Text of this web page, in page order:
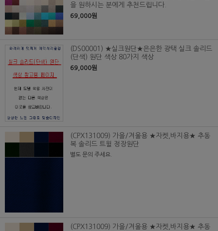
을 원하시는 분에게 추천드립니다.
69,000원
(DS00001) ★실크원단★은은한 광택 실크 솔리드
(단색) 원단 색상 80가지 색상
69,000원
(CPX131009) 가을/겨울용 ★자켓,바지용★ 추동
복 솔리드 트윌 정장원단
별도 문의 주세요.
(CPX131009) 가을/겨울용 ★자켓,바지용★ 추동